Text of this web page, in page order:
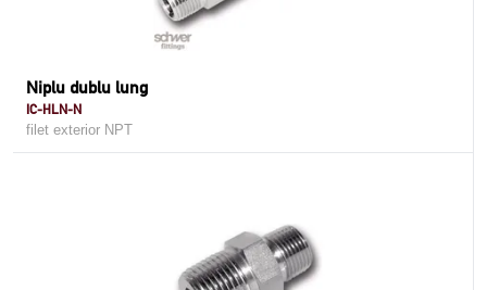
Niplu dublu lung
IC-HLN-N
filet exterior NPT